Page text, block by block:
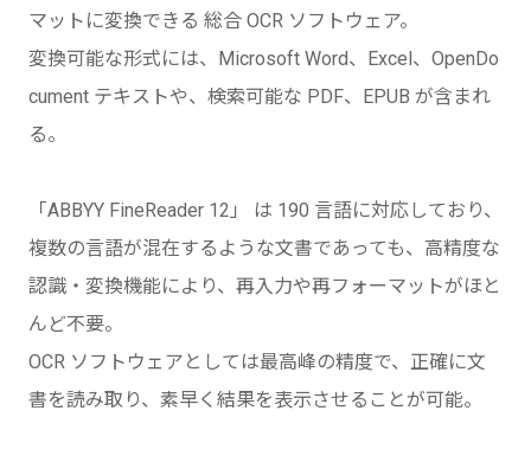
マットに変換できる 総合 OCR ソフトウェア。
変換可能な形式には、Microsoft Word、Excel、OpenDo
cument テキストや、検索可能な PDF、EPUB が含まれ
る。
「ABBYY FineReader 12」 は 190 言語に対応しており、
複数の言語が混在するような文書であっても、高精度な
認識・変換機能により、再入力や再フォーマットがほと
んど不要。
OCR ソフトウェアとしては最高峰の精度で、正確に文
書を読み取り、素早く結果を表示させることが可能。